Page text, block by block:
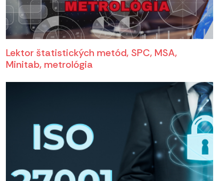
Lektor štatistických metód, SPC, MSA,
Minitab, metrológia